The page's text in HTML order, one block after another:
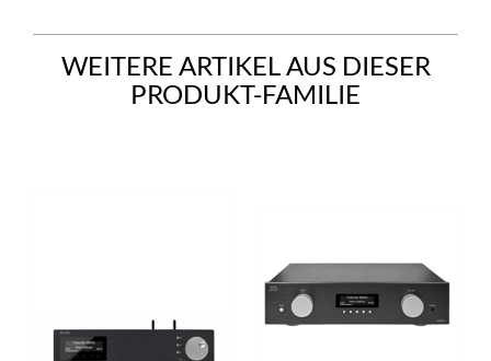
WEITERE ARTIKEL AUS DIESER
PRODUKT-FAMILIE